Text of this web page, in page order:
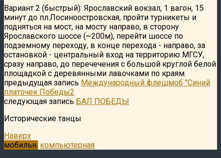
Вариант 2 (быстрый): Ярославский вокзал, 1 вагон, 15
минут до пл.Лосиноостровская, пройти турникеты и
подняться на мост, на мосту направо, в сторону
Ярославского шоссе (~200м), перейти шоссе по
подземному переходу, в конце перехода - направо, за
остановкой - центральный вход на территорию МГСУ,
сразу направо, до перечечения с большой круглой белой
площадкой с деревянными лавочками по краям.
предыдущая запись Международный флешмоб "Синий
платочек Победы2
следующая запись БАЛ ПОБЕДЫ
Исторические танцы
Наверх
мобильн. компьютерная